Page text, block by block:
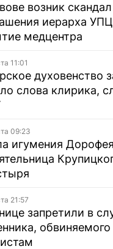
возник
иерарха
медцентра
11:01
духовенство
слова клирика,
09:23
игумения
21:57
запретили в